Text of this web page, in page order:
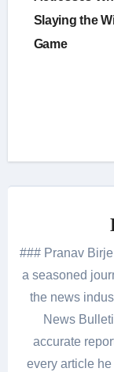
Slaying the
Game
### Pranav
a seasoned
the news
News
accurate
every article